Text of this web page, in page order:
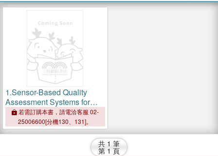
1.Sensor-Based Quality
Assessment Systems for
Fruits and Vegetables
若需訂購本書，請電洽客服 02-
25006600[分機130、131]。
共 1 筆
第 1 頁